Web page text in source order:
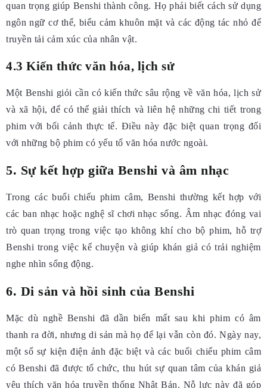
quan trọng giúp Benshi thành công. Họ phải biết cách sử dụng
ngôn ngữ cơ thể, biểu cảm khuôn mặt và các động tác nhỏ để
truyền tải cảm xúc của nhân vật.
4.3 Kiến thức văn hóa, lịch sử
Một Benshi giỏi cần có kiến thức sâu rộng về văn hóa, lịch sử
và xã hội, để có thể giải thích và liên hệ những chi tiết trong
phim với bối cảnh thực tế. Điều này đặc biệt quan trọng đối
với những bộ phim có yếu tố văn hóa nước ngoài.
5. Sự kết hợp giữa Benshi và âm nhạc
Trong các buổi chiếu phim câm, Benshi thường kết hợp với
các ban nhạc hoặc nghệ sĩ chơi nhạc sống. Âm nhạc đóng vai
trò quan trọng trong việc tạo không khí cho bộ phim, hỗ trợ
Benshi trong việc kể chuyện và giúp khán giả có trải nghiệm
nghe nhìn sống động.
6. Di sản và hồi sinh của Benshi
Mặc dù nghề Benshi đã dần biến mất sau khi phim có âm
thanh ra đời, nhưng di sản mà họ để lại vẫn còn đó. Ngày nay,
một số sự kiện điện ảnh đặc biệt và các buổi chiếu phim câm
có Benshi đã được tổ chức, thu hút sự quan tâm của khán giả
yêu thích văn hóa truyền thống Nhật Bản. Nỗ lực này đã góp